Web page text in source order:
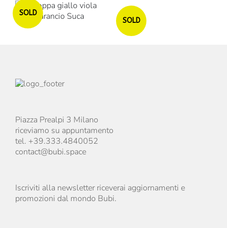
o Esaurito
SOLD
SOLD
Piazza Prealpi 3 Milano
riceviamo su appuntamento
tel. +39.333.4840052
contact@bubi.space
Iscriviti alla newsletter riceverai aggiornamenti e
promozioni dal mondo Bubi.